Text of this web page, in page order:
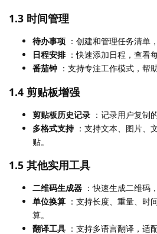
1.3 时间管理
待办事项 ：创建和管理任务清单
日程安排：快速添加日程，查看
番茄钟 ：支持专注工作模式，帮
1.4 剪贴板增强
剪贴板历史记录 ：记录用户复制
多格式支持：支持文本、图片、
贴。
1.5 其他实用工具
二维码生成器 ：快速生成二维码
单位换算 ：支持长度、重量、时
算。
翻译工具 ：支持多语言翻译，适